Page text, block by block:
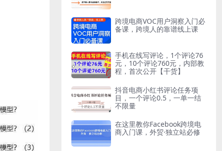
跨境电商VOC用户洞察入门必
备课，跨境人的靠谱线上课
手机在线写评论，1个评论76
元，10个评论760元，内部教
程，首次公开【干货】
抖音电商小红书评论任务项
目，一个评论0.5，一单一结
不限量
在这里教你Facebook跨境电
商入门课，外贸·独立站必修